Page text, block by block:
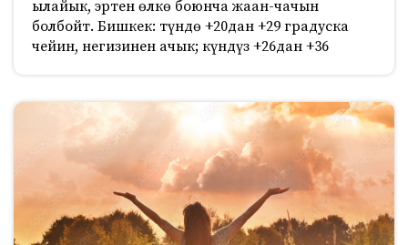
ылайык, эртен өлкө боюнча жаан-чачын
болбойт. Бишкек: түндө +20дан +29 градуска
чейин, негизинен ачык; күндүз +26дан +36